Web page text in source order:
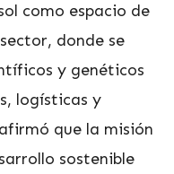
como espacio de
donde se
y genéticos
logísticas y
que la misión
sostenible